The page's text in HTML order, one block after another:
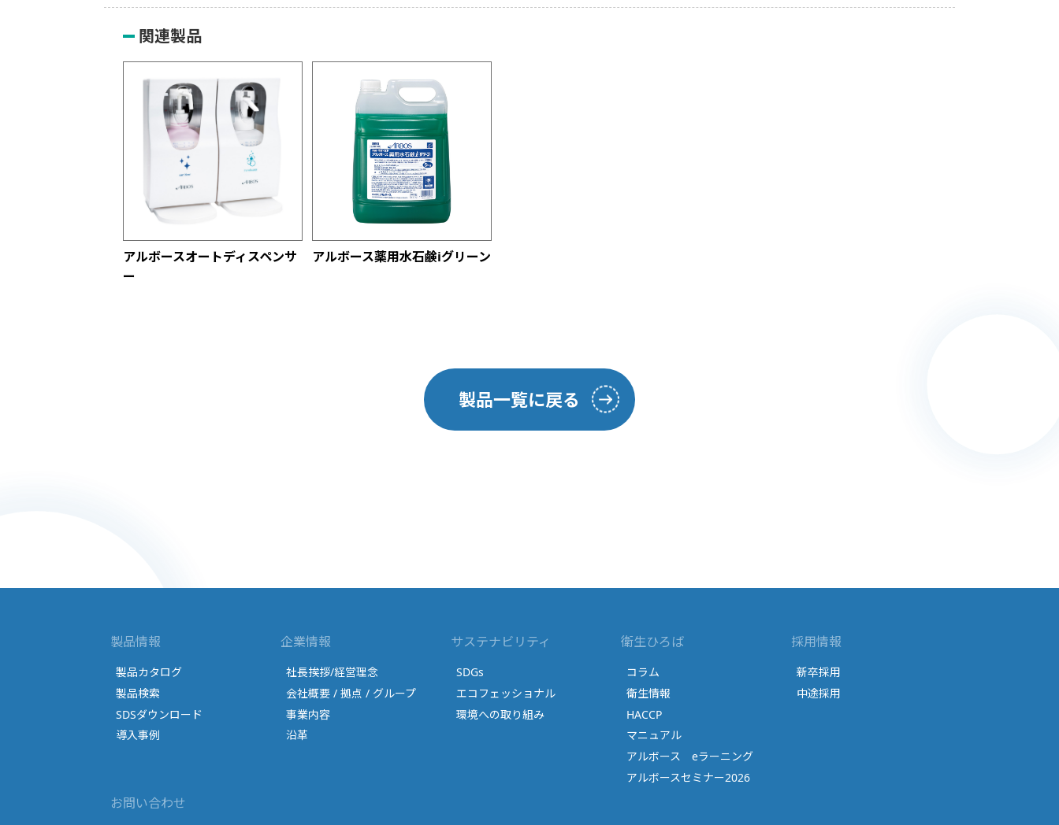
関連製品
アルボースオートディスペンサ
ー
アルボース薬用水石鹸iグリーン
製品一覧に戻る
製品情報
製品カタログ
製品検索
SDSダウンロード
導入事例
企業情報
社長挨拶/経営理念
会社概要 / 拠点 / グループ
事業内容
沿革
サステナビリティ
SDGs
エコフェッショナル
環境への取り組み
衛生ひろば
コラム
衛生情報
HACCP
マニュアル
アルボース eラーニング
アルボースセミナー2026
採用情報
新卒採用
中途採用
お問い合わせ